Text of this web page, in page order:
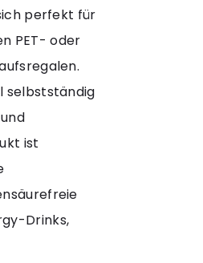
perfekt für
PET- oder
selbstständig
ist
Drinks,